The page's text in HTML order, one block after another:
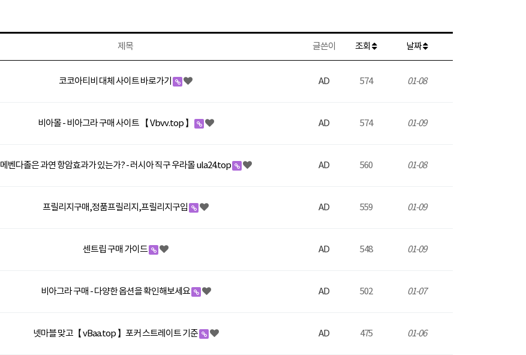
제목 글쓴이 조회 날짜
코코아티비 대체 사이트 바로가기 AD 574 01-08
비아몰 - 비아그라 구매 사이트 【 Vbvv.top 】 AD 574 01-09
메벤다졸은 과연 항암효과가 있는가? - 러시아 직구 우라몰 ula24.top AD 560 01-08
프릴리지구매,정품프릴리지,프릴리지구입 AD 559 01-09
센트립 구매 가이드 AD 548 01-09
비아그라 구매 - 다양한 옵션을 확인해보세요 AD 502 01-07
넷마블 맞고【 vBaa.top 】포커 스트레이트 기준 AD 475 01-06